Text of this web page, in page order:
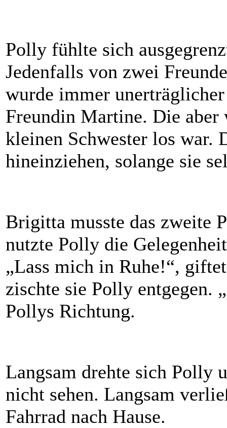
Polly fühlte sich
Jedenfalls von zwei
wurde immer
Freundin Martine. Die
kleinen Schwester los war.
hineinziehen, solange sie
Brigitta musste das zweite
nutzte Polly die
„Lass mich in Ruhe!“,
zischte sie Polly entgegen.
Pollys Richtung.
Langsam drehte sich Polly
nicht sehen. Langsam
Fahrrad nach Hause.